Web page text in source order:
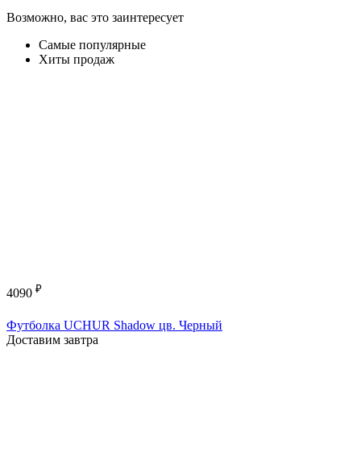
Возможно, вас это заинтересует
Самые популярные
Хиты продаж
4090 ₽
Футболка UCHUR Shadow цв. Черный
Доставим завтра